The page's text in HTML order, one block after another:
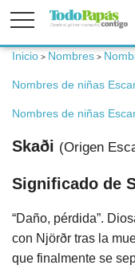
Fertilidad
Embarazo
Bebé
Padres
Inicio > Nombres >
Nombres de niñas
Nombres de niñas
Skaði (Origen
Significado de
“Daño, pérdida”.
con Njörðr tras la
que finalmente se